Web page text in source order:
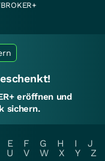
eröffnen und
sichern.
E F G H I
J
U V W X Y
Z